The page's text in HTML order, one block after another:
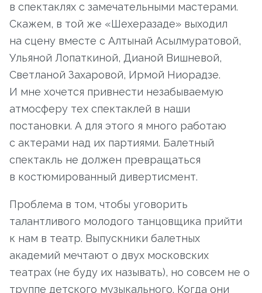
в спектаклях с замечательными мастерами.
Скажем, в той же «Шехеразаде» выходил
на сцену вместе с Алтынай Асылмуратовой,
Ульяной Лопаткиной, Дианой Вишневой,
Светланой Захаровой, Ирмой Ниорадзе.
И мне хочется привнести незабываемую
атмосферу тех спектаклей в наши
постановки. А для этого я много работаю
с актерами над их партиями. Балетный
спектакль не должен превращаться
в костюмированный дивертисмент.
Проблема в том, чтобы уговорить
талантливого молодого танцовщика прийти
к нам в театр. Выпускники балетных
академий мечтают о двух московских
театрах (не буду их называть), но совсем не о
труппе детского музыкального. Когда они